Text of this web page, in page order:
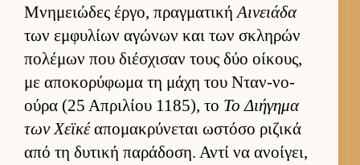
Μνημειώδες έρ­γο, πραγ­ματικήΑινειάδα
των εμ­φυλίων αγώνων και των σκληρών
πολέμων που διέσχισαν τους δύο οί­κους,
με αποκορύφωμα τη μάχη του Νταν-νο-
ούρα (25 Απριλίου 1185), το Το Διήγημα
των Χεϊκέαπομακρύνεται ωστόσο ριζικά
από τη δυτική παράδοση. Αντί να ανοί­γει,